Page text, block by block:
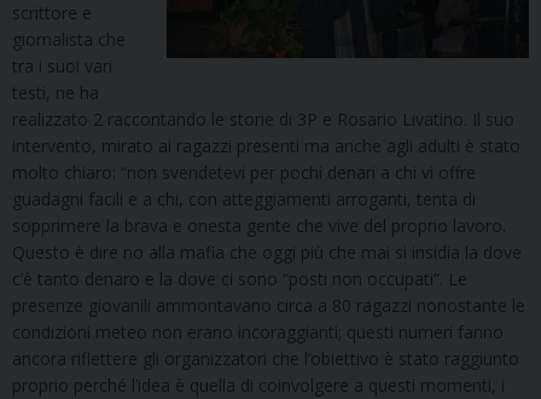
scrittore e
giornalista che
tra i suoi vari
testi, ne ha
realizzato 2 raccontando le storie di 3P e Rosario Livatino. Il suo
intervento, mirato ai ragazzi presenti ma anche agli adulti è stato
molto chiaro: “non svendetevi per pochi denari a chi vi offre
guadagni facili e a chi, con atteggiamenti arroganti, tenta di
sopprimere la brava e onesta gente che vive del proprio lavoro.
Questo è dire no alla mafia che oggi più che mai si insidia la dove
c’è tanto denaro e la dove ci sono “posti non occupati”. Le
presenze giovanili ammontavano circa a 80 ragazzi nonostante le
condizioni meteo non erano incoraggianti; questi numeri fanno
ancora riflettere gli organizzatori che l’obiettivo è stato raggiunto
proprio perché l’idea è quella di coinvolgere a questi momenti, i